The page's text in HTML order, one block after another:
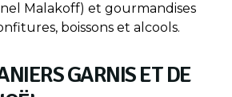
Malakoff) et gourmandises
boissons et alcools.
GARNIS ET DE